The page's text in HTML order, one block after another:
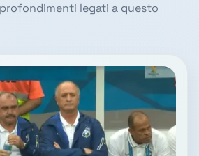
legati a questo